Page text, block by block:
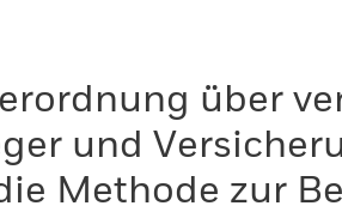
über
und
Methode zur